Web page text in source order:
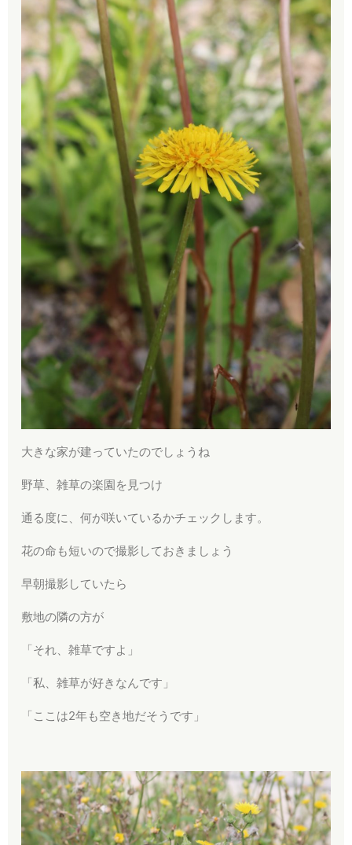
大きな家が建っていたのでしょうね
野草、雑草の楽園を見つけ
通る度に、何が咲いているかチェックします。
花の命も短いので撮影しておきましょう
早朝撮影していたら
敷地の隣の方が
「それ、雑草ですよ」
「私、雑草が好きなんです」
「ここは2年も空き地だそうです」